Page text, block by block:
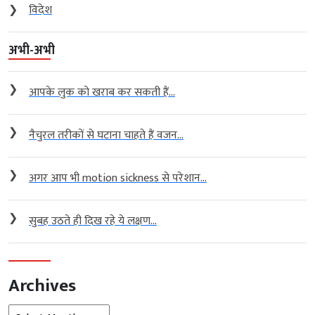
❯
विदेश
अभी-अभी
❯ आपके लुक को खराब कर सकती हैं...
❯ नैचुरल तरीकों से घटाना चाहते हैं वजन...
❯ अगर आप भी motion sickness से परेशान...
❯ सुबह उठते ही दिख रहे ये लक्षण...
Archives